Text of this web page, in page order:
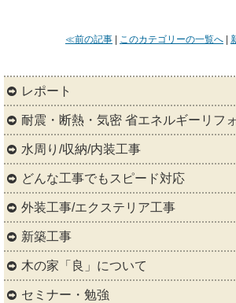
≪前の記事 このカテゴリーの一覧へ
レポート
耐震・断熱・気密 省エネルギーリフ
水周り/収納/内装工事
どんな工事でもスピード対応
外装工事/エクステリア工事
新築工事
木の家「良」について
セミナー・勉強